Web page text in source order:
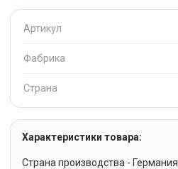
Артикул
Фабрика
Страна
Характеристики товара:
Страна производства - Германия